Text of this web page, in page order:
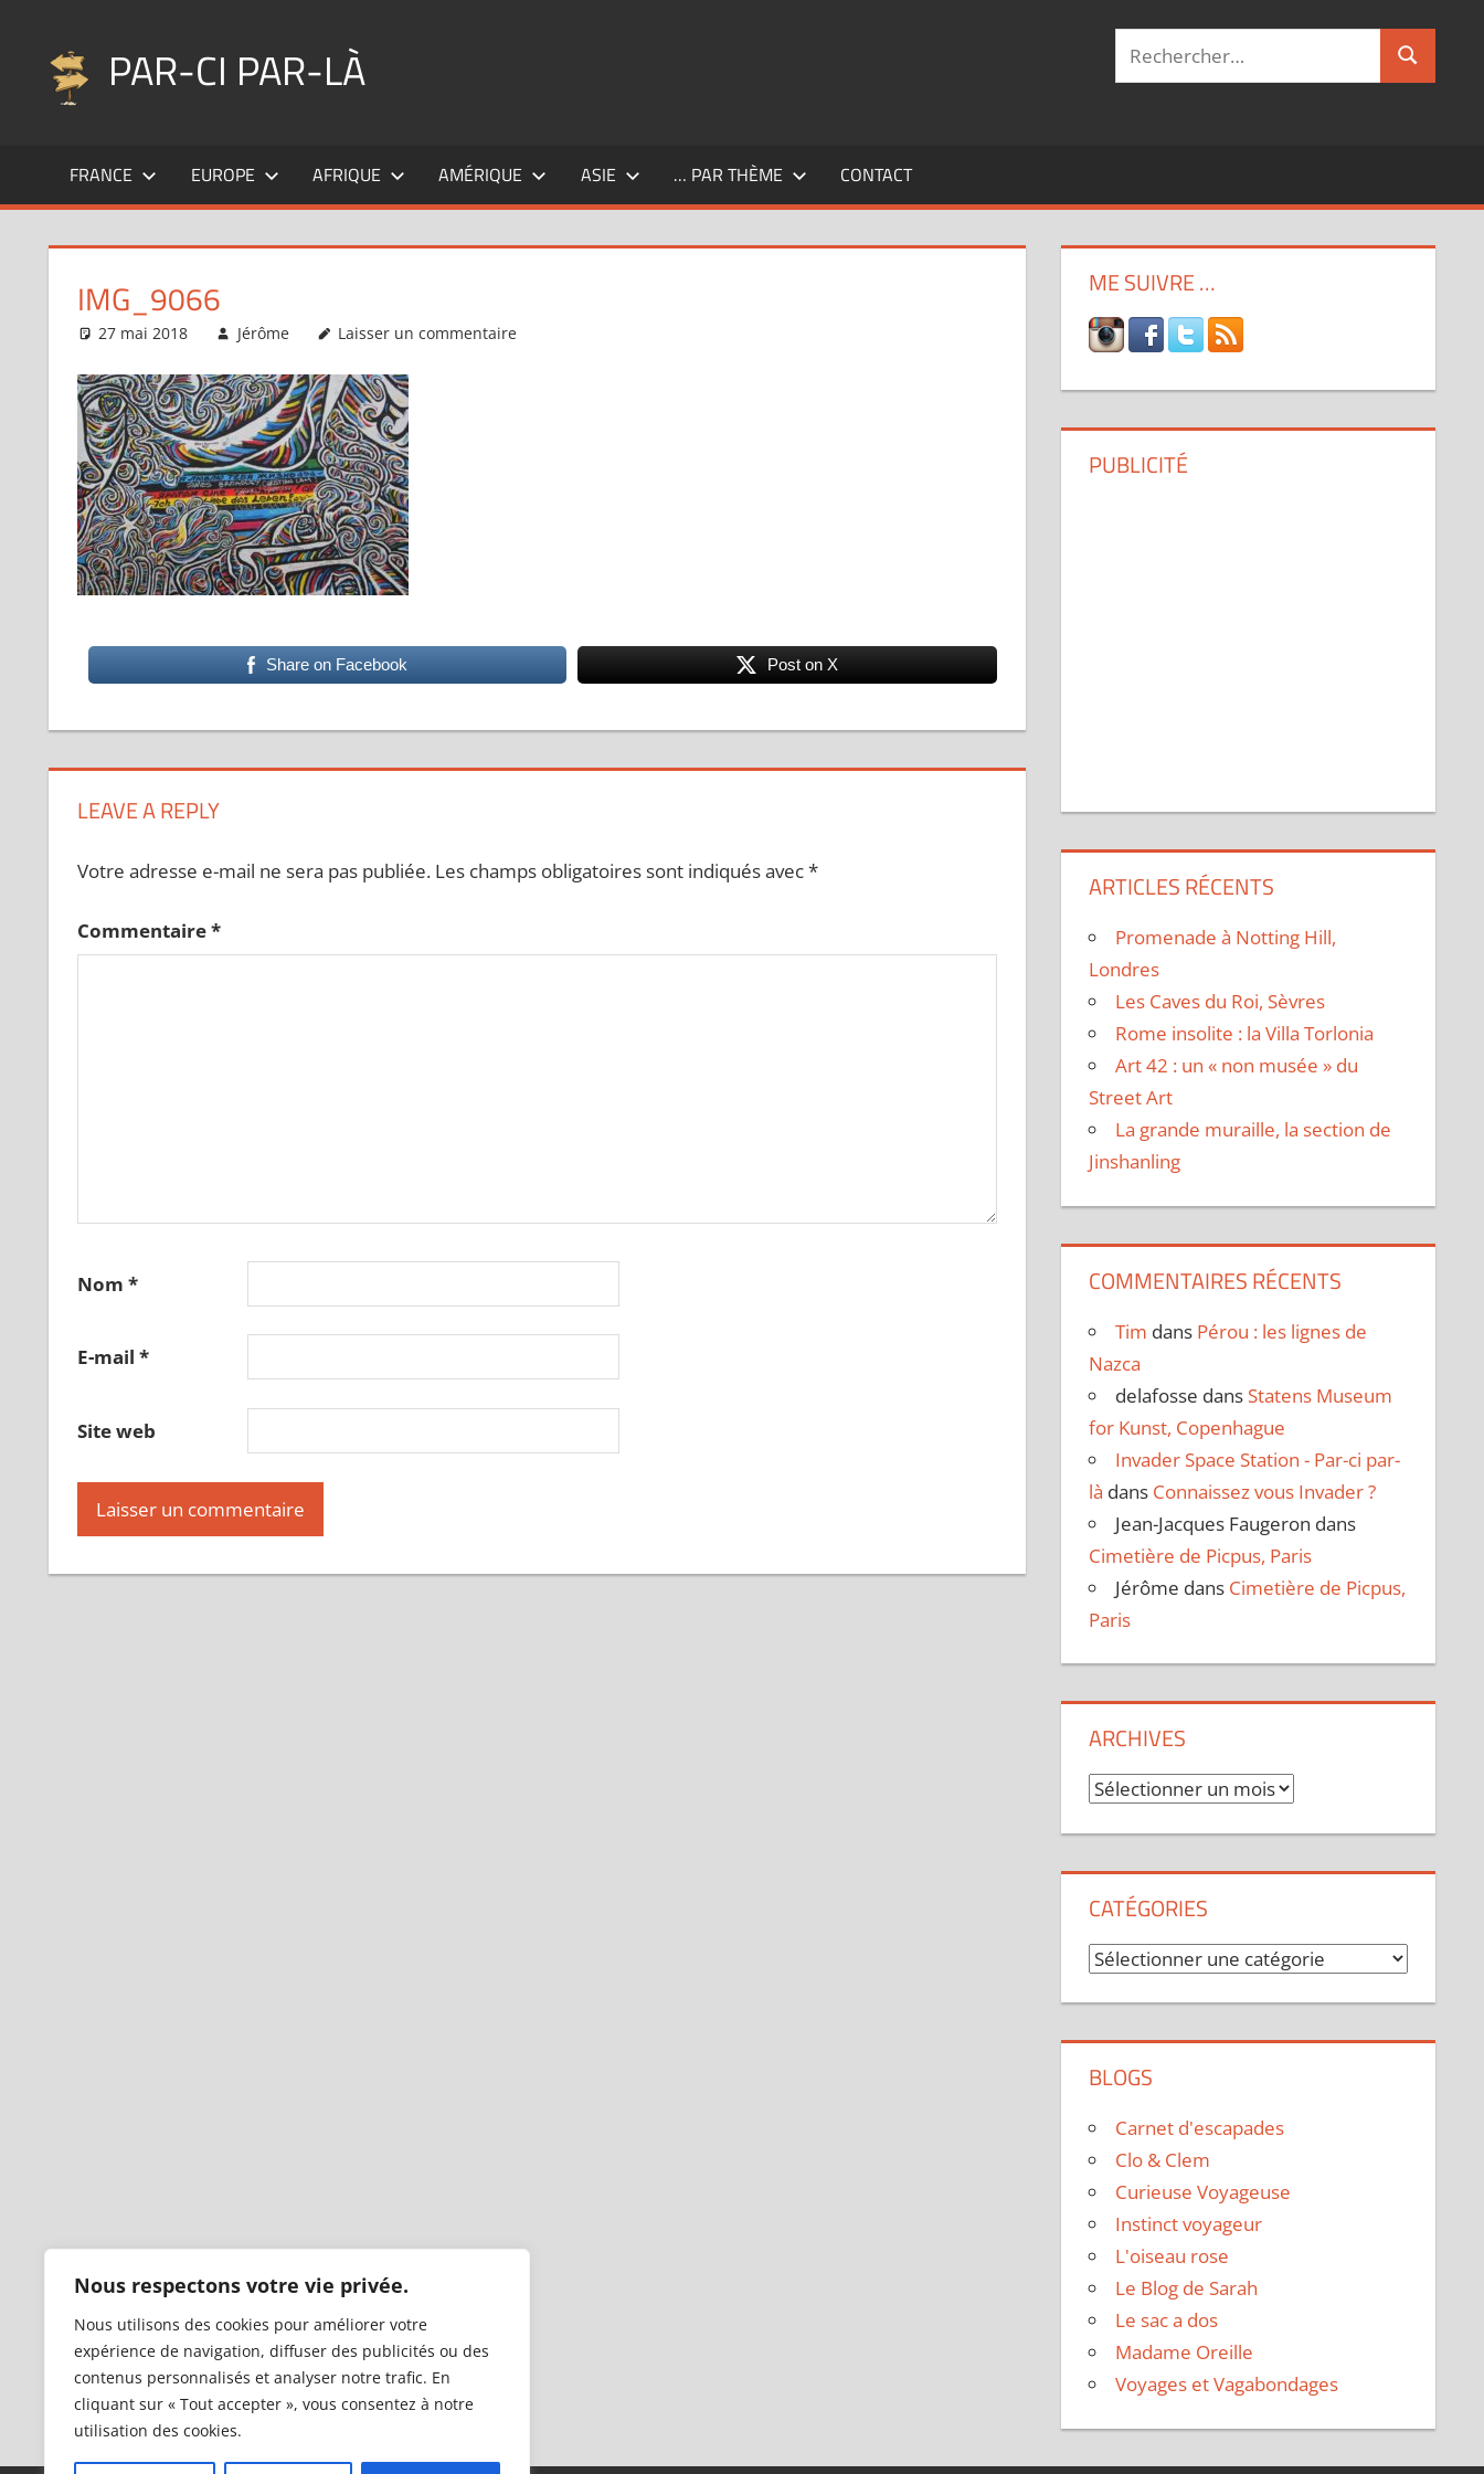
Nous respectons votre vie privée.
Nous utilisons des cookies pour améliorer votre
expérience de navigation, diffuser des publicités ou des
contenus personnalisés et analyser notre trafic. En
cliquant sur « Tout accepter », vous consentez à notre
utilisation des cookies.
contenu
PAR-CI PAR-LÀ
fil
pérégrinations
Recherche
FRANCE EUROPE AFRIQUE AMÉRIQUE ASIE … PAR THÈME CONTACT
IMG_9066
27 mai 2018 Jérôme Laisser un commentaire
Share on Facebook Post on X
LEAVE A REPLY
Votre adresse e-mail ne sera pas publiée. Les champs obligatoires sont indiqués avec*
Commentaire*
Nom *
E-mail *
Site web
ME SUIVRE …
PUBLICITÉ
ARTICLES RÉCENTS
Promenade à Notting Hill,
Londres
Les Caves du Roi, Sèvres
Rome insolite : la Villa Torlonia
Art 42 : un « non musée » du
Street Art
La grande muraille, la section de
Jinshanling
COMMENTAIRES RÉCENTS
Tim dans Pérou : les lignes de
Nazca
delafosse dans Statens Museum
for Kunst, Copenhague
Invader Space Station - Par-ci par-
là dans Connaissez vous Invader ?
Jean-Jacques Faugeron dans
Cimetière de Picpus, Paris
Jérôme dans Cimetière de Picpus,
Paris
ARCHIVES
Archives
CATÉGORIES
Catégories
BLOGS
Carnet d'escapades
Clo & Clem
Curieuse Voyageuse
Instinct voyageur
L'oiseau rose
Le Blog de Sarah
Le sac a dos
Madame Oreille
Voyages et Vagabondages